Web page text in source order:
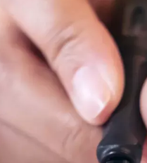
屋根・瓦葺き替え工事
板金工事
防水工事
内装工事
外構工事